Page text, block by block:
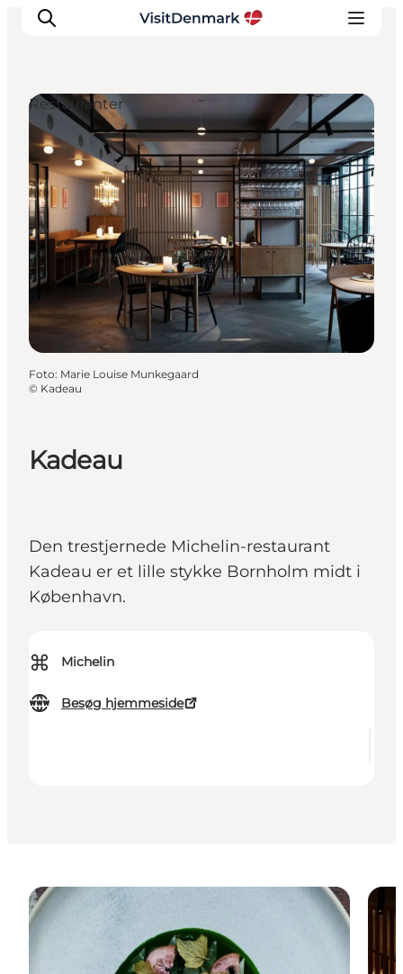
Inspiration
Destinationer
Oplevelser
Overnatning
Planlæg ferien
Kadeau
Den trestjernede Michelin-restaurant
Kadeau er et lille stykke Bornholm midt i
København.
⌘ Michelin
Besøg hjemmeside
Restauranter
Foto: Marie Louise Munkegaard
© Kadeau